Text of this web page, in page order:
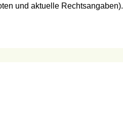
und aktuelle Rechtsangaben).